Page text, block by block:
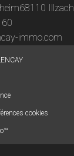
68110 Illzach
immo.com
cookies